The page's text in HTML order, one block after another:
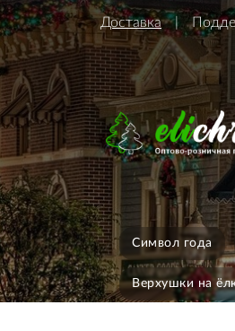
Доставка
Символ года
Верхушки на